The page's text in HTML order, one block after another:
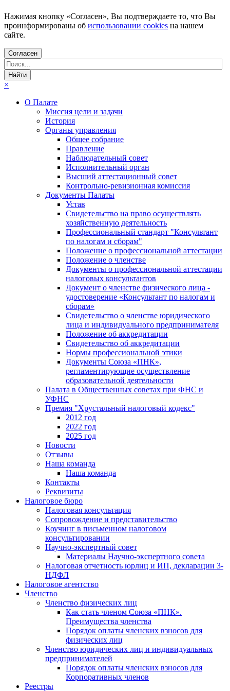
Нажимая кнопку «Согласен», Вы подтверждаете то, что Вы
проинформированы об использовании cookies на нашем
сайте.
Согласен
×
О Палате
Миссия цели и задачи
История
Органы управления
Общее собрание
Правление
Наблюдательный совет
Исполнительный орган
Высший аттестационный совет
Контрольно-ревизионная комиссия
Документы Палаты
Устав
Свидетельство на право осуществлять
хозяйственную деятельность
Профессиональный стандарт "Консультант
по налогам и сборам"
Положение о профессиональной аттестации
Положение о членстве
Документы о профессиональной аттестации
налоговых консультантов
Документ о членстве физического лица -
удостоверение «Консультант по налогам и
сборам»
Свидетельство о членстве юридического
лица и индивидуального предпринимателя
Положение об аккредитации
Свидетельство об аккредитации
Нормы профессиональной этики
Документы Союза «ПНК»,
регламентирующие осуществление
образовательной деятельности
Палата в Общественных советах при ФНС и
УФНС
Премия "Хрустальный налоговый кодекс"
2012 год
2022 год
2025 год
Новости
Отзывы
Наша команда
Наша команда
Контакты
Реквизиты
Налоговое бюро
Налоговая консультация
Cопровождение и представительство
Коучинг в письменном налоговом
консультировании
Научно-экспертный совет
Материалы Научно-экспертного совета
Налоговая отчетность юрлиц и ИП, декларации 3-
НДФЛ
Налоговое агентство
Членство
Членство физических лиц
Как стать членом Союза «ПНК».
Преимущества членства
Порядок оплаты членских взносов для
физических лиц
Членство юридических лиц и индивидуальных
предпринимателей
Порядок оплаты членских взносов для
Корпоративных членов
Реестры